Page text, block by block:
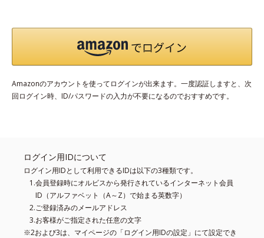
Amazonのアカウントを使ってログインが出来ます。一度認証しますと、次
回ログイン時、ID/パスワードの入力が不要になるのでおすすめです。
ログイン用IDについて
ログイン用IDとして利用できるIDは以下の3種類です。
会員登録時にオルビスから発行されているインターネット会員
ID（アルファベット（A～Z）で始まる英数字）
ご登録済みのメールアドレス
お客様がご指定された任意の文字
※2および3は、マイページの「ログイン用IDの設定」にて設定でき